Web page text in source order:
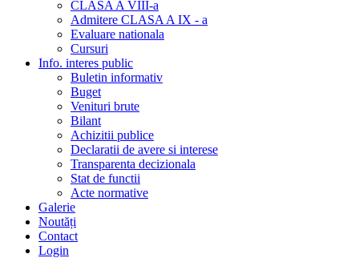
CLASA A VIII-a
Admitere CLASA A IX - a
Evaluare nationala
Cursuri
Info. interes public
Buletin informativ
Buget
Venituri brute
Bilant
Achizitii publice
Declaratii de avere si interese
Transparenta decizionala
Stat de functii
Acte normative
Galerie
Noutăți
Contact
Login